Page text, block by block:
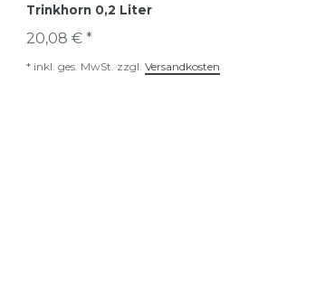
Trinkhorn 0,2 Liter
20,08 € *
* inkl. ges. MwSt. zzgl. Versandkosten